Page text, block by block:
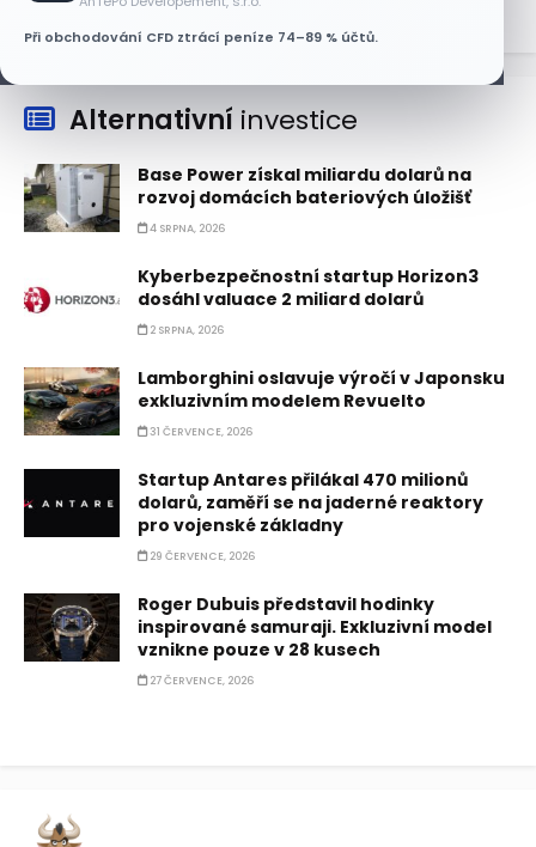
Při obchodování CFD ztrácí peníze 74–89 % účtů.
Alternativní investice
Base Power získal miliardu dolarů na
rozvoj domácích bateriových úložišť
4 SRPNA, 2026
Kyberbezpečnostní startup Horizon3
dosáhl valuace 2 miliard dolarů
2 SRPNA, 2026
Lamborghini oslavuje výročí v Japonsku
exkluzivním modelem Revuelto
31 ČERVENCE, 2026
Startup Antares přilákal 470 milionů
dolarů, zaměří se na jaderné reaktory
pro vojenské základny
29 ČERVENCE, 2026
Roger Dubuis představil hodinky
inspirované samuraji. Exkluzivní model
vznikne pouze v 28 kusech
27 ČERVENCE, 2026